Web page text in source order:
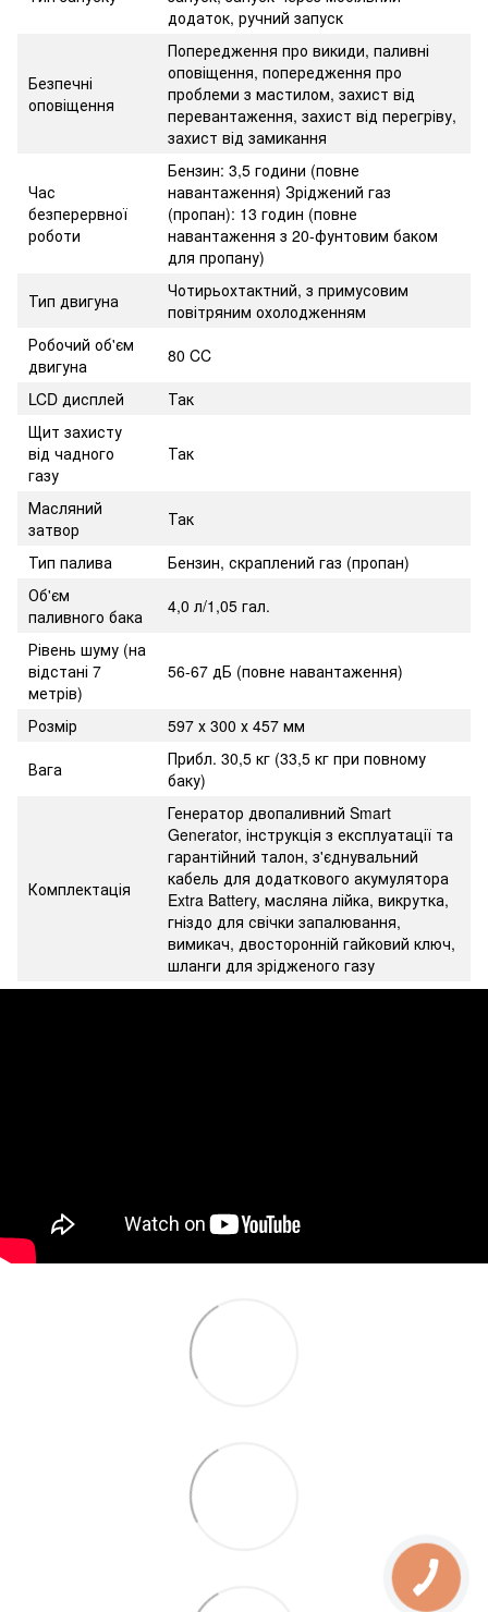
додаток, ручний запуск
Безпечні
оповіщення
Попередження про викиди, паливні
оповіщення, попередження про
проблеми з мастилом, захист від
перевантаження, захист від перегріву,
захист від замикання
Час
безперервної
роботи
Бензин: 3,5 години (повне
навантаження) Зріджений газ
(пропан): 13 годин (повне
навантаження з 20-фунтовим баком
для пропану)
Тип двигуна
Чотирьохтактний, з примусовим
повітряним охолодженням
Робочий об'єм
двигуна
80 CC
LCD дисплей
Так
Щит захисту
від чадного
газу
Так
Масляний
затвор
Так
Тип палива
Бензин, скраплений газ (пропан)
Об'єм
паливного бака
4,0 л/1,05 гал.
Рівень шуму (на
відстані 7
метрів)
56-67 дБ (повне навантаження)
Розмір
597 х 300 х 457 мм
Вага
Прибл. 30,5 кг (33,5 кг при повному
баку)
Комплектація
Генератор двопаливний Smart
Generator, інструкція з експлуатації та
гарантійний талон, з'єднувальний
кабель для додаткового акумулятора
Extra Battery, масляна лійка, викрутка,
гніздо для свічки запалювання,
вимикач, двосторонній гайковий ключ,
шланги для зрідженого газу